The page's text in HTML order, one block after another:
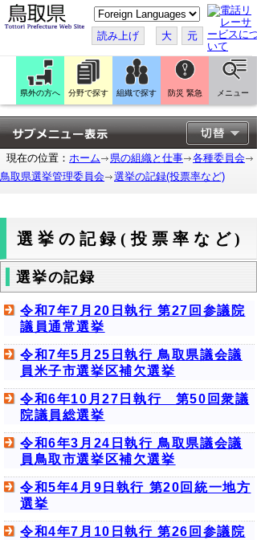
こ
の
ペ
ー
ジ
翻
訳
す
る
読み上げ 大 元
県外の方へ 分野で探す 組織で探す 防災 緊急 メニュー
現在の位置： ホーム 県の組織と仕事
各種委員会
鳥取県選挙管理委員会
選挙の記録(投票率など)
選挙の記録(投票率など)
選挙の記録
令和7年7月20日執行 第27回参議院
議員通常選挙
令和7年5月25日執行 鳥取県議会議
員米子市選挙区補欠選挙
令和6年10月27日執行 第50回衆議
院議員総選挙
令和6年3月24日執行 鳥取県議会議
員鳥取市選挙区補欠選挙
令和5年4月9日執行 第20回統一地方
選挙
令和4年7月10日執行 第26回参議院